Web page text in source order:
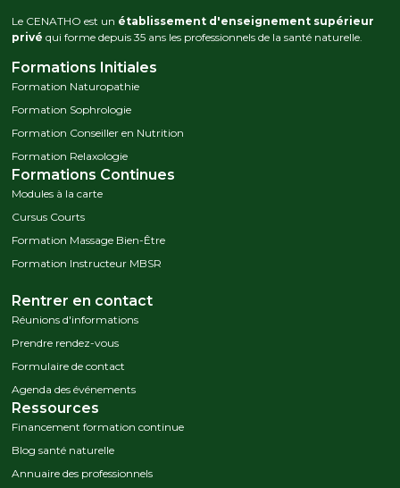
Le CENATHO est un établissement d'enseignement supérieur
privé qui forme depuis 35 ans les professionnels de la santé naturelle.
Formations Initiales
Formation Naturopathie
Formation Sophrologie
Formation Conseiller en Nutrition
Formation Relaxologie
Formations Continues
Modules à la carte
Cursus Courts
Formation Massage Bien-Être
Formation Instructeur MBSR
Rentrer en contact
Réunions d'informations
Prendre rendez-vous
Formulaire de contact
Agenda des événements
Ressources
Financement formation continue
Blog santé naturelle
Annuaire des professionnels